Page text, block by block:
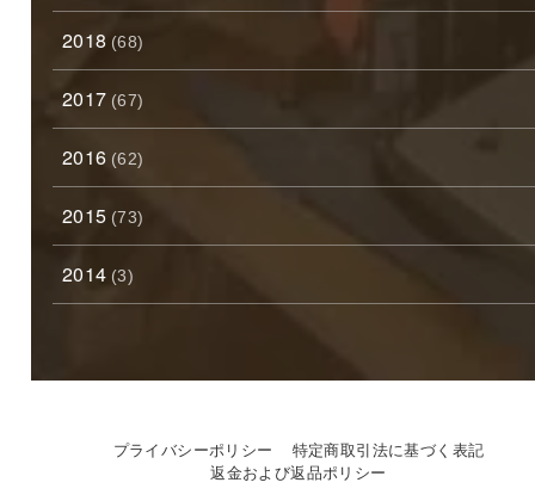
2018 (68)
2017 (67)
2016 (62)
2015 (73)
2014 (3)
プライバシーポリシー
特定商取引法に基づく表記
返金および返品ポリシー